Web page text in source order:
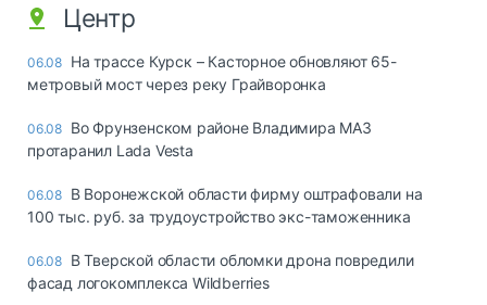
Центр
06.08 На трассе Курск – Касторное обновляют 65-
метровый мост через реку Грайворонка
06.08 Во Фрунзенском районе Владимира МАЗ
протаранил Lada Vesta
06.08 В Воронежской области фирму оштрафовали на
100 тыс. руб. за трудоустройство экс-таможенника
06.08 В Тверской области обломки дрона повредили
фасад логокомплекса Wildberries